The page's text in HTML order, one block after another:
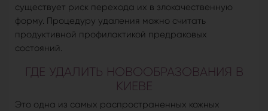
существует риск перехода их в злокачественную
форму. Процедуру удаления можно считать
продуктивной профилактикой предраковых
состояний.
ГДЕ УДАЛИТЬ НОВООБРАЗОВАНИЯ В
КИЕВЕ
Это одна из самых распространенных кожных